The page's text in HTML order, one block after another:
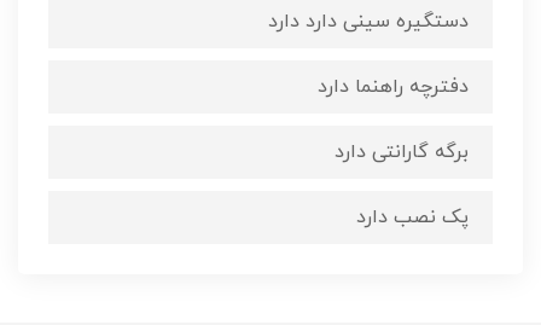
دستگیره سینی دارد دارد
دفترچه راهنما دارد
برگه گارانتی دارد
پک نصب دارد